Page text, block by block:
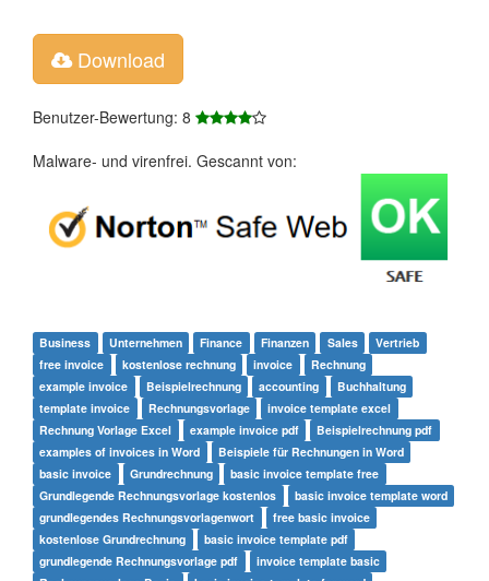
Download
Benutzer-Bewertung: 8
Malware- und virenfrei. Gescannt von:
Business Unternehmen Finance Finanzen Sales
Vertrieb
free invoice
kostenlose rechnung invoice
Rechnung
example invoice
Beispielrechnung accounting
Buchhaltung
template invoice
Rechnungsvorlage
invoice template excel
Rechnung Vorlage Excel
example invoice pdf
Beispielrechnung pdf
examples of invoices in Word
Beispiele für Rechnungen in Word
basic invoice
Grundrechnung
basic invoice template free
Grundlegende Rechnungsvorlage kostenlos
basic invoice template word
grundlegendes Rechnungsvorlagenwort
free basic invoice
kostenlose Grundrechnung
basic invoice template pdf
grundlegende Rechnungsvorlage pdf
invoice template basic